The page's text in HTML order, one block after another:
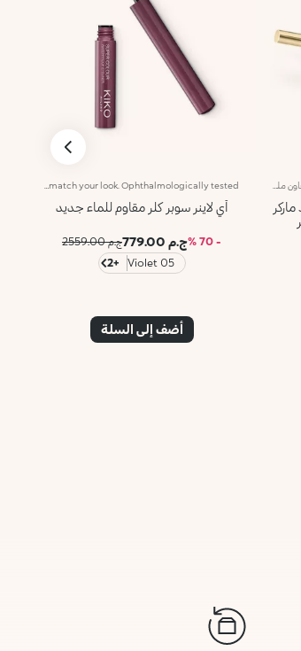
Just Cavalli X KIKO MILANO ماركر
آي لاينر سوبر كلر مقاوم للماء جديد
- 70 % ج.م 779.00
ج.م 2559.00
05 Violet
+2
أضف إلى السلة